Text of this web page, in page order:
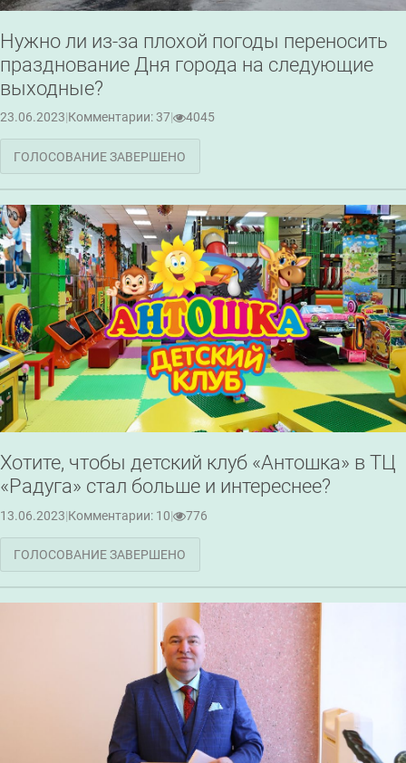
Нужно ли из-за плохой погоды переносить
празднование Дня города на следующие
выходные?
23.06.2023|Комментарии: 37| 4045
ГОЛОСОВАНИЕ ЗАВЕРШЕНО
Хотите, чтобы детский клуб «Антошка» в ТЦ
«Радуга» стал больше и интереснее?
13.06.2023|Комментарии: 10| 776
ГОЛОСОВАНИЕ ЗАВЕРШЕНО